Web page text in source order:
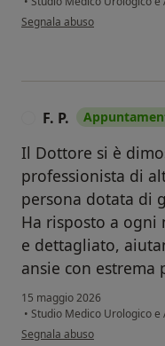
secondo l'opinione dell'utente
Segnala abuso
F. P.
Il Dottore si è
professionista di
persona dotata di
Ha risposto a
e dettagliato,
ansie con estrema
15 maggio 2026
• Studio Medico Urologico e
secondo l'opinione dell'utente
Segnala abuso